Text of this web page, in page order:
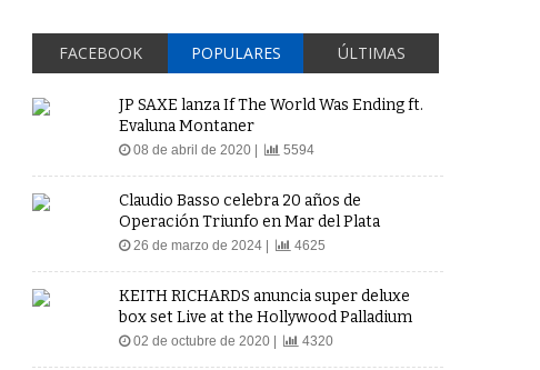
FACEBOOK POPULARES ÚLTIMAS
JP SAXE lanza If The World Was Ending ft.
Evaluna Montaner
08 de abril de 2020 | 5594
Claudio Basso celebra 20 años de
Operación Triunfo en Mar del Plata
26 de marzo de 2024 | 4625
KEITH RICHARDS anuncia super deluxe
box set Live at the Hollywood Palladium
02 de octubre de 2020 | 4320